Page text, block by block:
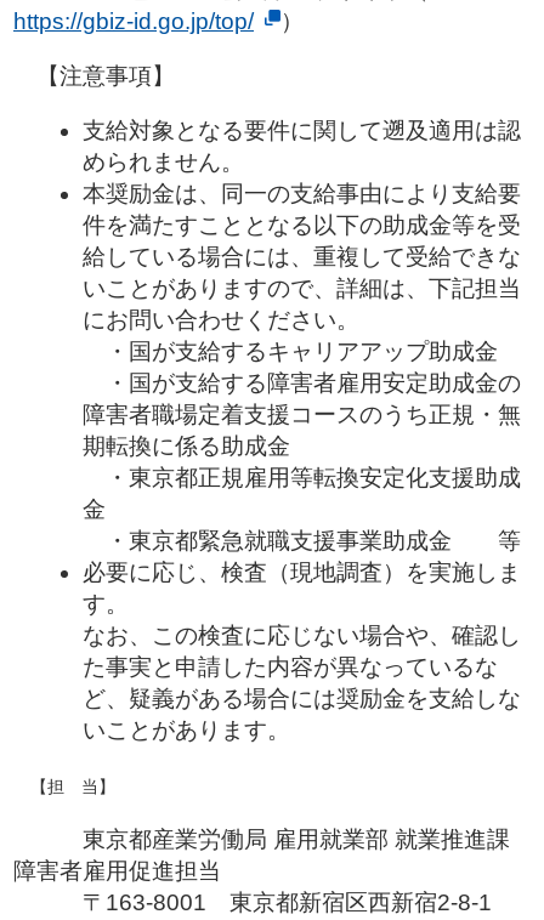
https://gbiz-id.go.jp/top/
）
【注意事項】
支給対象となる要件に関して遡及適用は認
められません。
本奨励金は、同一の支給事由により支給要
件を満たすこととなる以下の助成金等を受
給している場合には、重複して受給できな
いことがありますので、詳細は、下記担当
にお問い合わせください。
・国が支給するキャリアアップ助成金
・国が支給する障害者雇用安定助成金の
障害者職場定着支援コースのうち正規・無
期転換に係る助成金
・東京都正規雇用等転換安定化支援助成
金
・東京都緊急就職支援事業助成金 等
必要に応じ、検査（現地調査）を実施しま
す。
なお、この検査に応じない場合や、確認し
た事実と申請した内容が異なっているな
ど、疑義がある場合には奨励金を支給しな
いことがあります。
【担 当】
東京都産業労働局 雇用就業部 就業推進課
障害者雇用促進担当
〒163-8001 東京都新宿区西新宿2-8-1